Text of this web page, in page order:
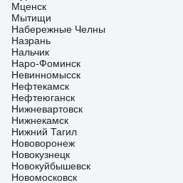
Мценск
Мытищи
Набережные Челны
Назрань
Нальчик
Наро-Фоминск
Невинномысск
Нефтекамск
Нефтеюганск
Нижневартовск
Нижнекамск
Нижний Тагил
Нововоронеж
Новокузнецк
Новокуйбышевск
Новомосковск